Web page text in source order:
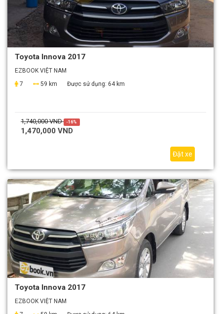
Toyota Innova 2017
EZBOOK VIỆT NAM
7
59 km Được sử dụng: 64 km
1,740,000 VND -16%
1,470,000 VND
Đặt xe
Toyota Innova 2017
EZBOOK VIỆT NAM